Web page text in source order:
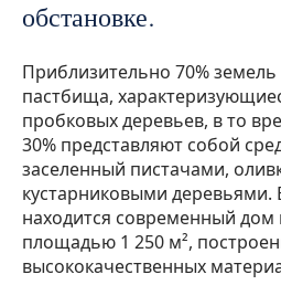
обстановке.
Приблизительно 70%
пастбища,
пробковых деревьев, в то
30% представляют собой
заселенный пистачами,
кустарниковыми деревьями.
находится современный дом
площадью 1 250 м²,
высококачественных